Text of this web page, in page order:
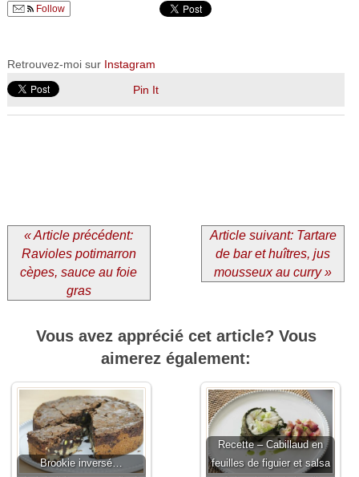
Follow
Retrouvez-moi sur Instagram
Pin It
« Article précédent:
Ravioles potimarron
cèpes, sauce au foie
gras
Article suivant: Tartare
de bar et huîtres, jus
mousseux au curry »
Vous avez apprécié cet article? Vous
aimerez également:
Brookie inversé…
Recette – Cabillaud en
feuilles de figuier et salsa